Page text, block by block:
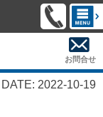
お問合せ
DATE: 2022-10-19